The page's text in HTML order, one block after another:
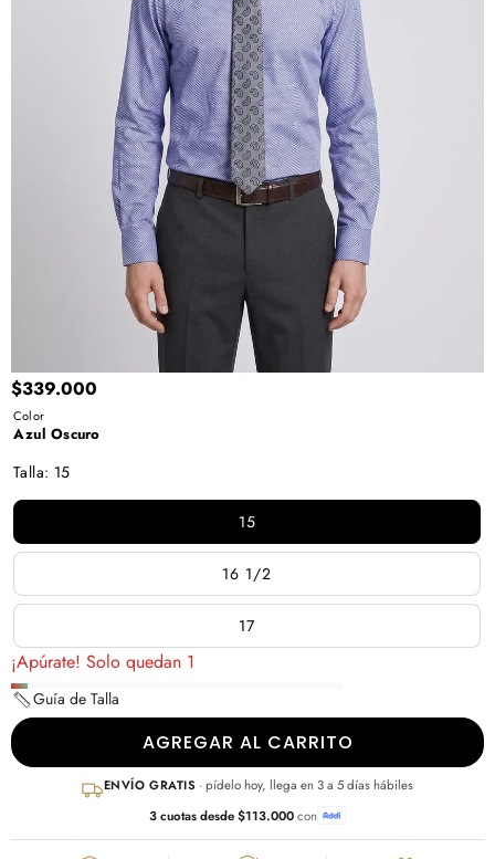
ABRIR
IMAGEN
EN
PANTALLA
COMPLETA
$339.000
Color
Azul Oscuro
Talla: 15
15
16 1/2
17
¡Apúrate! Solo quedan 1
Guía de Talla
AGREGAR AL CARRITO
ENVÍO GRATIS · pídelo hoy, llega en 3 a 5 días hábiles
3 cuotas desde $113.000con